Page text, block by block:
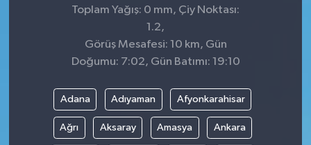
Toplam Yağış: 0 mm, Çiy Noktası:
1.2,
Görüş Mesafesi: 10 km, Gün
Doğumu: 7:02, Gün Batımı: 19:10
Adana Adıyaman Afyonkarahisar
Ağrı Aksaray Amasya Ankara